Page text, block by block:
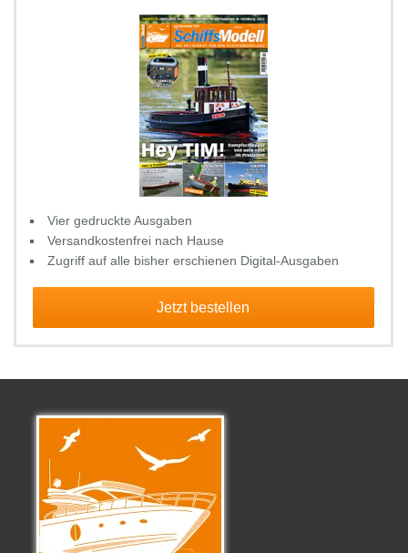
Vier gedruckte Ausgaben
Versandkostenfrei nach Hause
Zugriff auf alle bisher erschienen Digital-Ausgaben
Jetzt bestellen